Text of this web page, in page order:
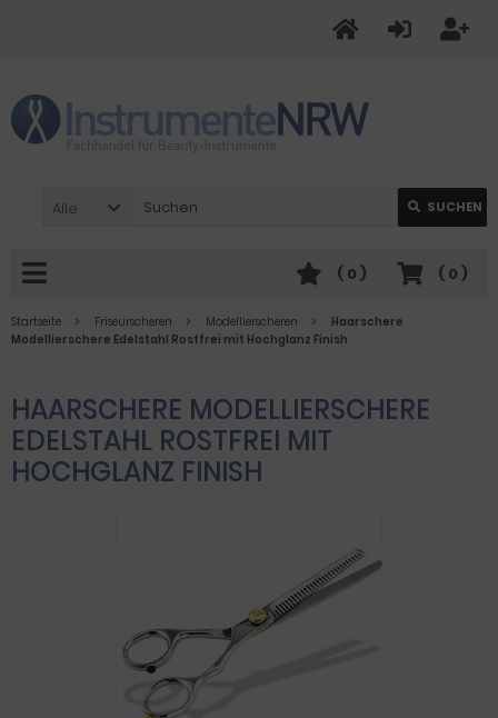
Alle SUCHEN
( 0 )
( 0 )
Startseite Friseurscheren Modellierscheren
Haarschere
Modellierschere Edelstahl Rostfrei mit Hochglanz Finish
HAARSCHERE MODELLIERSCHERE
EDELSTAHL ROSTFREI MIT
HOCHGLANZ FINISH